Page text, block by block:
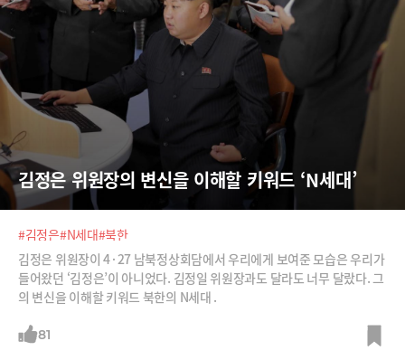
김정은 위원장의 변신을 이해할 키워드 ‘N세대’
#김정은#N세대#북한
김정은 위원장이 4·27 남북정상회담에서 우리에게 보여준 모습은 우리가
들어왔던 ‘김정은’이 아니었다. 김정일 위원장과도 달라도 너무 달랐다. 그
의 변신을 이해할 키워드 북한의 N세대 .
81